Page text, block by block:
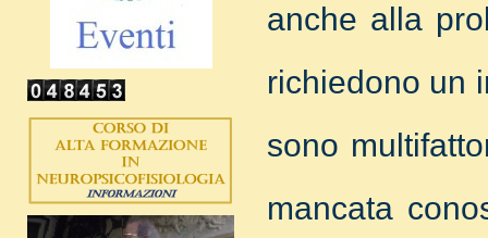
anche alla
richiedono un
sono
mancata